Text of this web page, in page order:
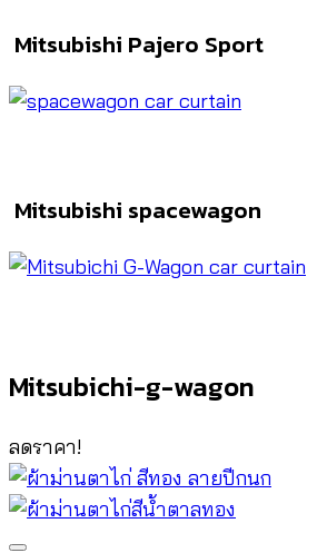
Mitsubishi Pajero Sport
Mitsubishi spacewagon
Mitsubichi-g-wagon
ลดราคา!